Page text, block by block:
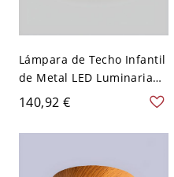
Lámpara de Techo Infantil
de Metal LED Luminaria
de Techo de Delfín para
Cuarto - Azul 110 A 120 V
52,07 cm Tercer Gear
140,92 €